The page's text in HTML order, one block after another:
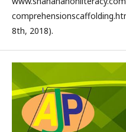
8th, 2018).